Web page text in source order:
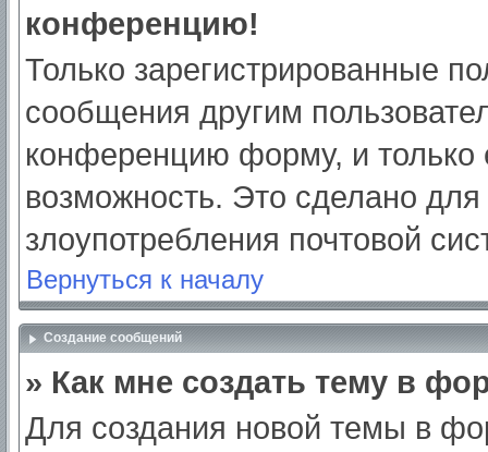
конференцию!
Только зарегистрированные
сообщения другим
конференцию форму, и только
возможность. Это сделано для
злоупотребления почтовой
Вернуться к началу
Создание сообщений
» Как мне создать тему в
Для создания новой темы в